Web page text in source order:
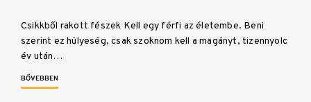
Csikkből rakott fészek Kell egy férfi az életembe. Beni
szerint ez hülyeség, csak szoknom kell a magányt, tizennyolc
év után…
BŐVEBBEN